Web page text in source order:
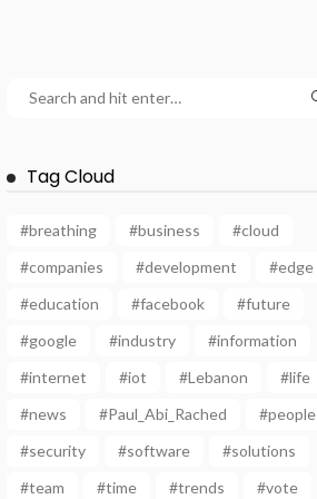
Tag Cloud
#breathing #business
#cloud
#companies
#development
#edge
#education
#facebook
#future
#google
#industry
#information
#internet
#iot #Lebanon
#life
#news
#Paul_Abi_Rached
#people
#security
#software
#solutions
#team
#time #trends #vote